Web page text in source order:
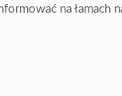
na łamach